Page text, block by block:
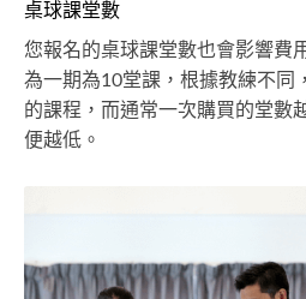
桌球課堂數
您報名的桌球課堂數也會影響費
為一期為10堂課，根據教練不同
的課程，而通常一次購買的堂數
便越低。